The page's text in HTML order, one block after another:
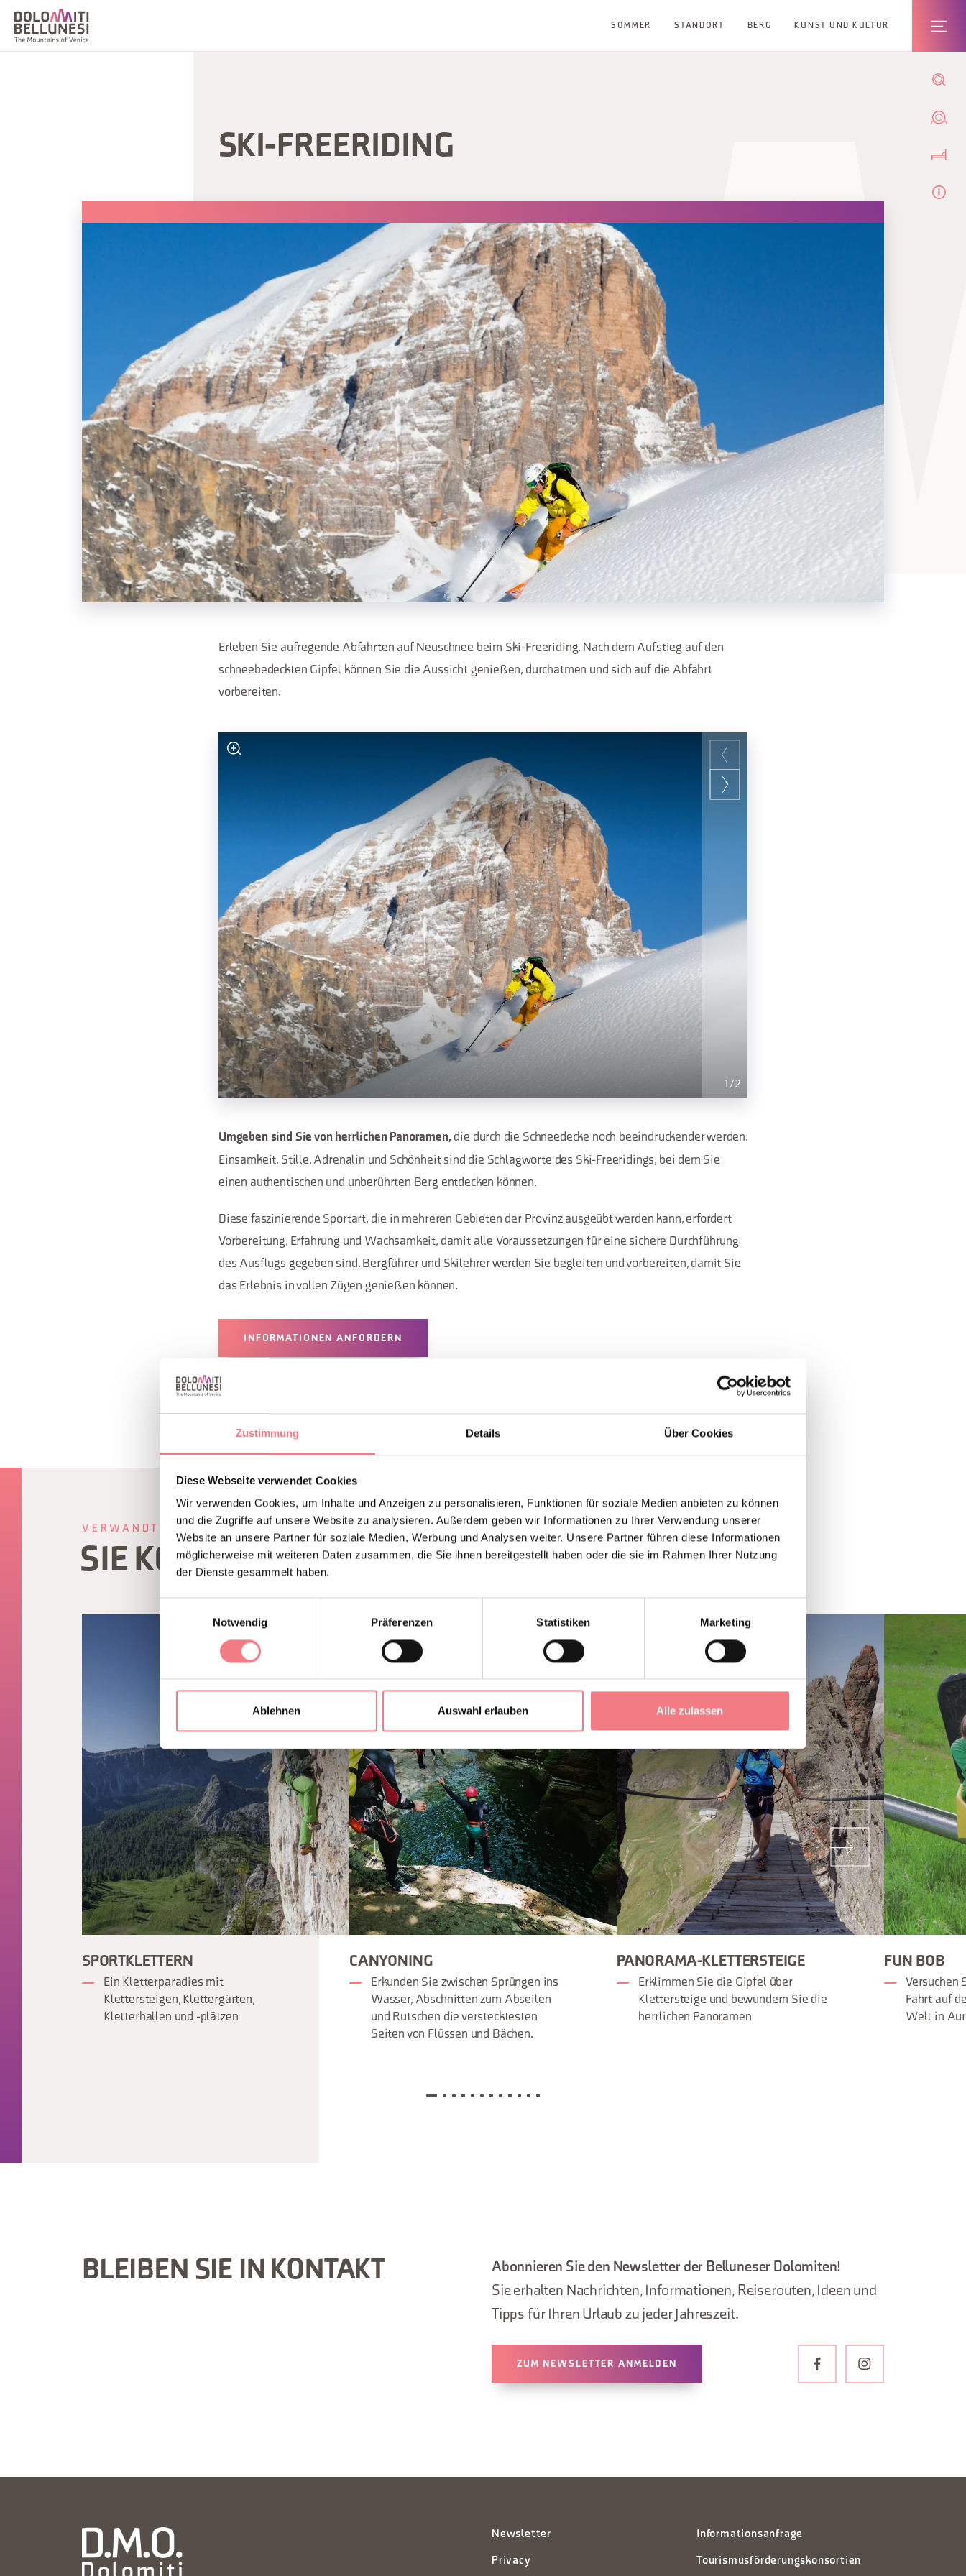
Zustimmung Details Über Cookies
Diese Webseite verwendet Cookies
Wir verwenden Cookies, um Inhalte und Anzeigen zu personalisieren, Funktionen für soziale Medien anbieten zu können
und die Zugriffe auf unsere Website zu analysieren. Außerdem geben wir Informationen zu Ihrer Verwendung unserer
Website an unsere Partner für soziale Medien, Werbung und Analysen weiter. Unsere Partner führen diese Informationen
möglicherweise mit weiteren Daten zusammen, die Sie ihnen bereitgestellt haben oder die sie im Rahmen Ihrer Nutzung
der Dienste gesammelt haben.
Notwendig
Präferenzen Statistiken Marketing
Ablehnen Auswahl erlauben Alle zulassen
SOMMER STANDORT BERG KUNST UND KULTUR
SKI-FREERIDING
Erleben Sie aufregende Abfahrten auf Neuschnee beim Ski-Freeriding. Nach dem Aufstieg auf den
schneebedeckten Gipfel können Sie die Aussicht genießen, durchatmen und sich auf die Abfahrt
vorbereiten.
1 /2
Umgeben sind Sie von herrlichen Panoramen,die durch die Schneedecke noch beeindruckender werden.
Einsamkeit, Stille, Adrenalin und Schönheit sind die Schlagworte des Ski-Freeridings, bei dem Sie
einen authentischen und unberührten Berg entdecken können.
Diese faszinierende Sportart, die in mehreren Gebieten der Provinz ausgeübt werden kann, erfordert
Vorbereitung, Erfahrung und Wachsamkeit, damit alle Voraussetzungen für eine sichere Durchführung
des Ausflugs gegeben sind. Bergführer und Skilehrer werden Sie begleiten und vorbereiten, damit Sie
das Erlebnis in vollen Zügen genießen können.
INFORMATIONEN ANFORDERN
VERWANDTER INHALT
SIE KÖNNEN AUCH MÖGEN
SPORTKLETTERN
Ein Kletterparadies mit
Klettersteigen, Klettergärten,
Kletterhallen und -plätzen
CANYONING
Erkunden Sie zwischen Sprüngen ins
Wasser, Abschnitten zum Abseilen
und Rutschen die verstecktesten
Seiten von Flüssen und Bächen.
PANORAMA-KLETTERSTEIGE
Erklimmen Sie die Gipfel über
Klettersteige und bewundern Sie die
herrlichen Panoramen
FUN BOB
Versuchen
Fahrt auf
Welt in
BLEIBEN SIE IN KONTAKT
Abonnieren Sie den Newsletter der Belluneser Dolomiten!
Sie erhalten Nachrichten, Informationen, Reiserouten, Ideen und
Tipps für Ihren Urlaub zu jeder Jahreszeit.
ZUM NEWSLETTER ANMELDEN
Newsletter
Privacy
Informationsanfrage
Tourismusförderungskonsortien